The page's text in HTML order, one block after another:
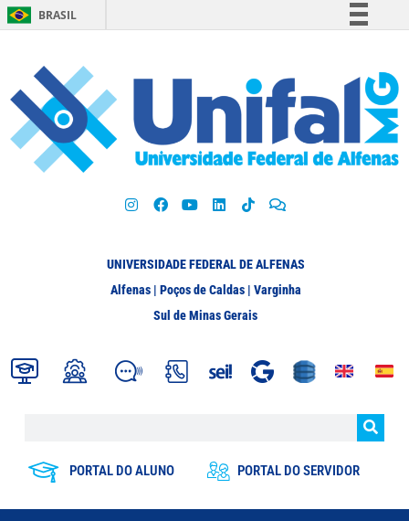
BRASIL
Participe
Acesso à informação
Legislação
UNIVERSIDADE FEDERAL DE ALFENAS
Alfenas | Poços de Caldas | Varginha
Sul de Minas Gerais
PORTAL DO ALUNO PORTAL DO SERVIDOR